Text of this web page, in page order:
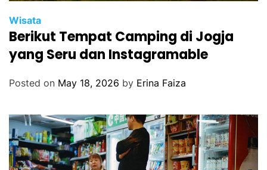
Wisata
Berikut Tempat Camping di Jogja
yang Seru dan Instagramable
Posted on May 18, 2026 by Erina Faiza